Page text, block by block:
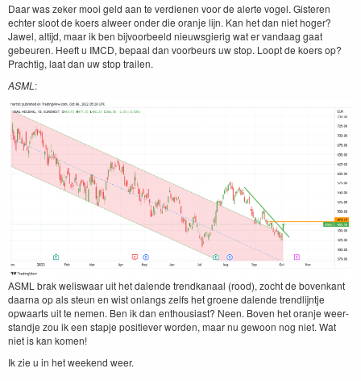
Daar was zek­er mooi geld aan te ver­di­enen voor de alerte vogel. Gis­teren
echter sloot de koers alweer onder die oran­je lijn. Kan het dan niet hoger?
Jawel, alti­jd, maar ik ben bijvoor­beeld nieuws­gierig wat er van­daag gaat
gebeuren. Heeft u IMCD, bepaal dan voor­beurs uw stop. Loopt de koers op?
Prachtig, laat dan uw stop trailen.
ASML :
ASML brak weliswaar uit het dal­ende trend­kanaal (rood), zocht de bovenkant
daar­na op als ste­un en wist onlangs zelfs het groene dal­ende trendli­jn­t­je
opwaarts uit te nemen. Ben ik dan ent­hou­si­ast? Neen. Boven het oran­je weer­
stand­je zou ik een stap­je posi­tiev­er wor­den, maar nu gewoon nog niet. Wat
niet is kan komen!
Ik zie u in het week­end weer.